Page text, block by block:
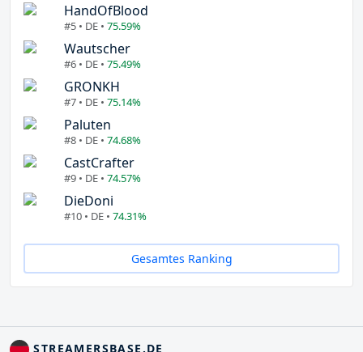
HandOfBlood
#5 • DE • 75.59%
Wautscher
#6 • DE • 75.49%
GRONKH
#7 • DE • 75.14%
Paluten
#8 • DE • 74.68%
CastCrafter
#9 • DE • 74.57%
DieDoni
#10 • DE • 74.31%
Gesamtes Ranking
STREAMERSBASE.DE